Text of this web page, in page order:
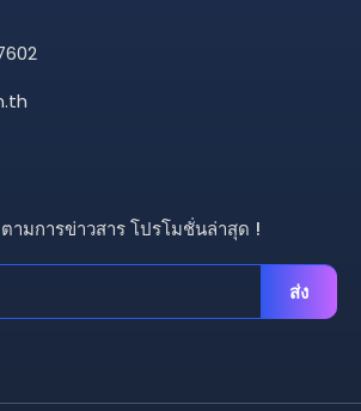
ามการข่าวสาร โปรโมชั่นล่าสุด !
ส่ง